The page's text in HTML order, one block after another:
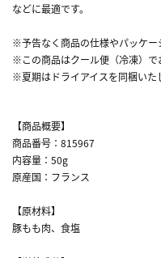
などに最適です。
※予告なく商品の仕様やパッケー
※この商品はクール便（冷凍）で
※夏期はドライアイスを同梱いた
【商品概要】
商品番号：815967
内容量：50g
原産国：フランス
【原材料】
豚もも肉、食塩